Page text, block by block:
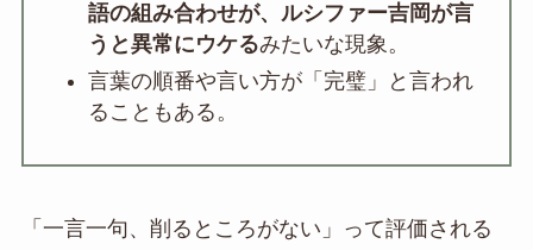
語の組み合わせが、ルシファー吉岡が言
うと異常にウケるみたいな現象。
言葉の順番や言い方が「完璧」と言われ
ることもある。
「一言一句、削るところがない」って評価される